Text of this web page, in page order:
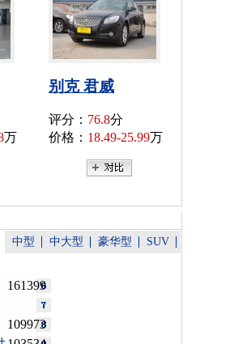
万
别克 君威
评分： 76.8分
价格： 18.49-25.99万
中型 中大型 豪华型 SUV
161399
109973